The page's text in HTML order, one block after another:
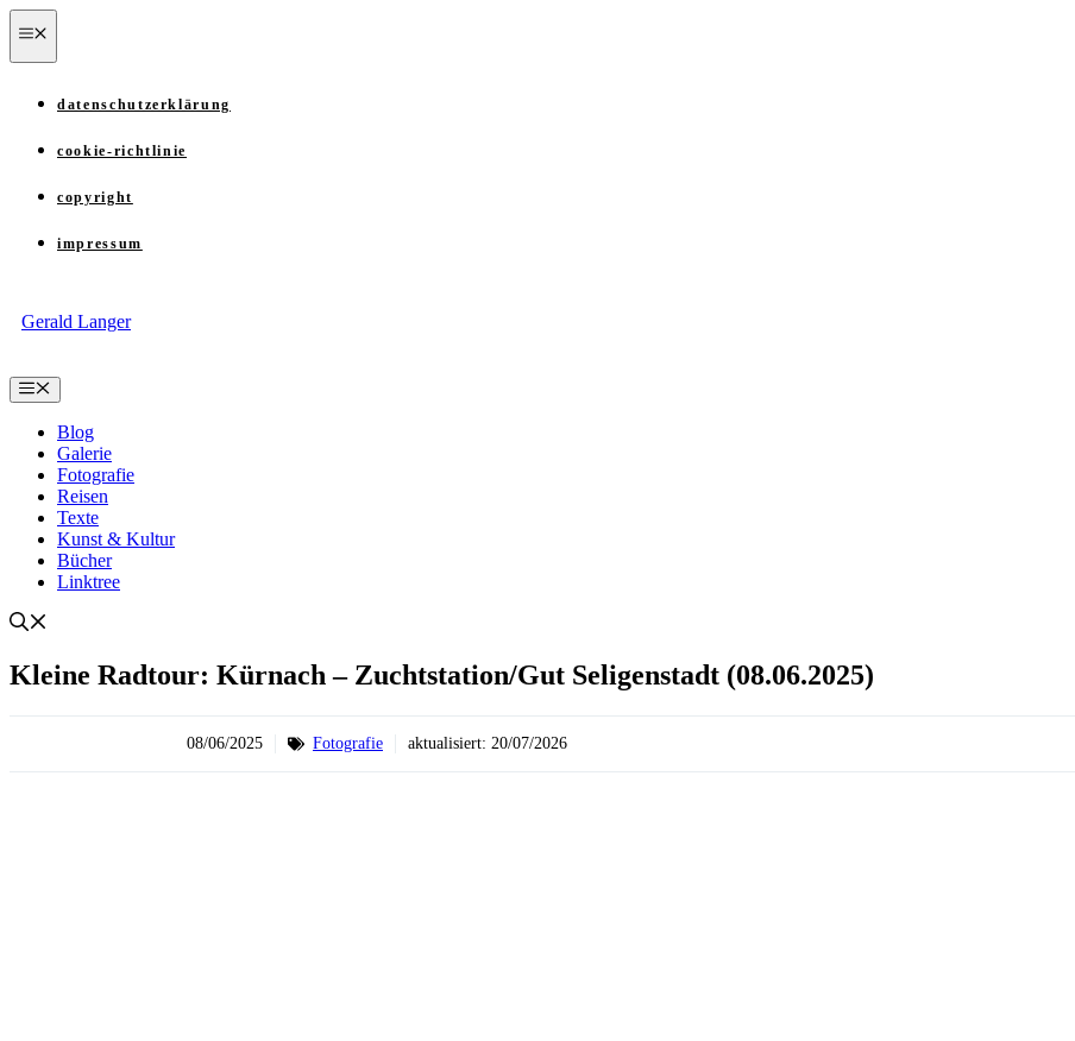
Zum
Inhalt
springen
datenschutzerklärung
cookie-richtlinie
copyright
impressum
Gerald Langer
Menü
Blog
Galerie
Fotografie
Reisen
Texte
Kunst & Kultur
Bücher
Linktree
Kleine Radtour: Kürnach – Zuchtstation/Gut Seligenstadt (08.06.2025)
08/06/2025 Fotografie aktualisiert: 20/07/2026